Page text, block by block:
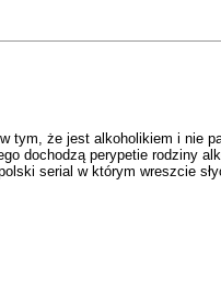
że jest alkoholikiem i nie
perypetie rodziny
serial w którym wreszcie